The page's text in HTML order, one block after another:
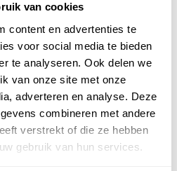
van cookies
content en advertenties te
voor social media te bieden
te analyseren. Ook delen we
van onze site met onze
adverteren en analyse. Deze
combineren met andere
verstrekt of die ze hebben
gebruik van hun services.